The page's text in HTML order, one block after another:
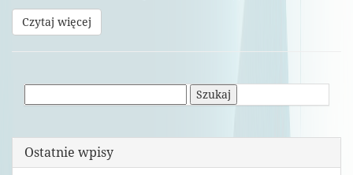
Czytaj więcej
Ostatnie wpisy